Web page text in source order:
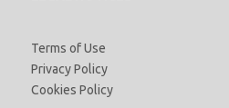
Terms of Use
Privacy Policy
Cookies Policy